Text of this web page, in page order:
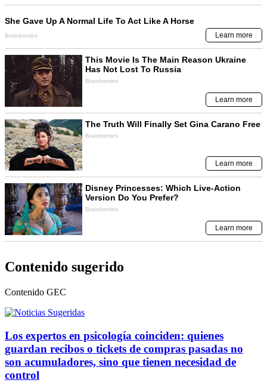
Contenido sugerido
Contenido GEC
Los expertos en psicología coinciden: quienes
guardan recibos o tickets de compras pasadas no
son acumuladores, sino que tienen necesidad de
control